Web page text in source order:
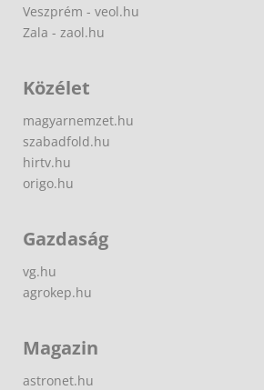
Veszprém - veol.hu
Zala - zaol.hu
Közélet
magyarnemzet.hu
szabadfold.hu
hirtv.hu
origo.hu
Gazdaság
vg.hu
agrokep.hu
Magazin
astronet.hu